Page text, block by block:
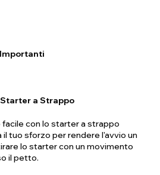
a Strappo
facile con lo starter a strappo
tuo sforzo per rendere l'avvio un
lo starter con un movimento
il petto.